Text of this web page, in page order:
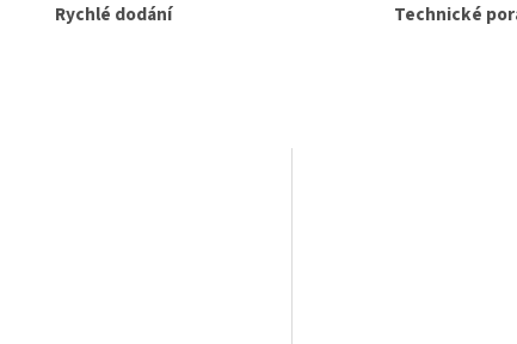
Rychlé dodání Technické